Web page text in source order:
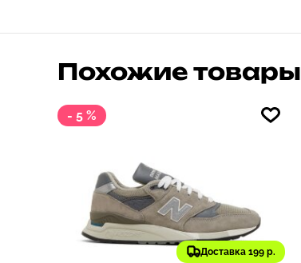
Похожие товары
- 5 %
Доставка 199 р.